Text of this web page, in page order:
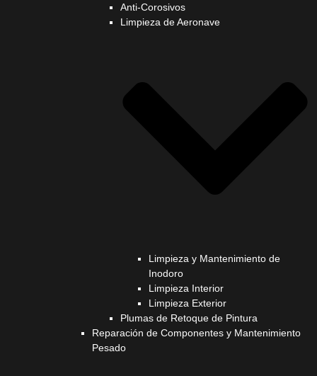
Anti-Corosivos
Limpieza de Aeronave
Limpieza y Mantenimiento de
Inodoro
Limpieza Interior
Limpieza Exterior
Plumas de Retoque de Pintura
Reparación de Componentes y Mantenimiento
Pesado